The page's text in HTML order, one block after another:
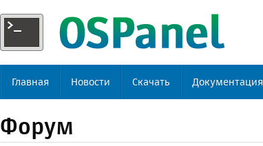
Главная Новости Скачать Документация
Форум